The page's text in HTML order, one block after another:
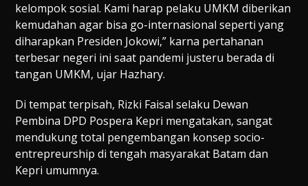
kelompok sosial. Kami harap pelaku UMKM diberikan
kemudahan agar bisa go-internasional seperti yang
diharapkan Presiden Jokowi,” karna pertahanan
terbesar negeri ini saat pandemi justeru berada di
tangan UMKM, ujar Hazhary.
Di tempat terpisah, Rizki Faisal selaku Dewan
Pembina DPD Pospera Kepri mengatakan, sangat
mendukung total pengembangan konsep socio-
entrepreurship di tengah masyarakat Batam dan
Kepri umumnya.